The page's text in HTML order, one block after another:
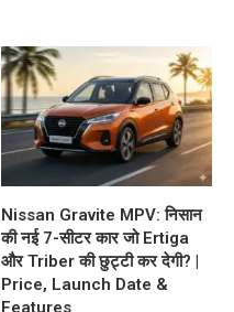
Nissan Gravite MPV: निसान
की नई 7-सीटर कार जो Ertiga
और Triber की छुट्टी कर देगी? |
Price, Launch Date &